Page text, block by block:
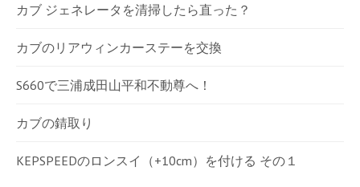
カブ ジェネレータを清掃したら直った？
カブのリアウィンカーステーを交換
S660で三浦成田山平和不動尊へ！
カブの錆取り
KEPSPEEDのロンスイ（+10cm）を付ける その１